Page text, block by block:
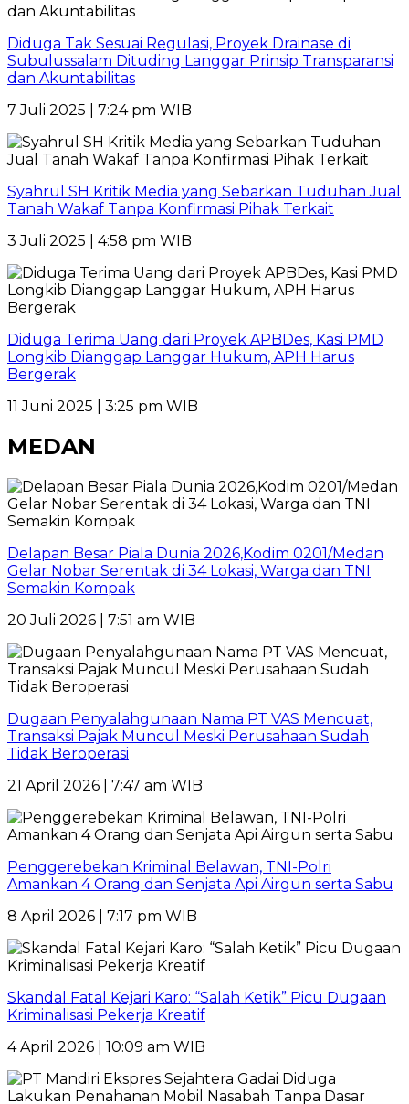
Diduga Tak Sesuai Regulasi, Proyek Drainase di
Subulussalam Dituding Langgar Prinsip Transparansi
dan Akuntabilitas
7 Juli 2025 | 7:24 pm WIB
Syahrul SH Kritik Media yang Sebarkan Tuduhan Jual
Tanah Wakaf Tanpa Konfirmasi Pihak Terkait
3 Juli 2025 | 4:58 pm WIB
Diduga Terima Uang dari Proyek APBDes, Kasi PMD
Longkib Dianggap Langgar Hukum, APH Harus
Bergerak
11 Juni 2025 | 3:25 pm WIB
MEDAN
Delapan Besar Piala Dunia 2026,Kodim 0201/Medan
Gelar Nobar Serentak di 34 Lokasi, Warga dan TNI
Semakin Kompak
20 Juli 2026 | 7:51 am WIB
Dugaan Penyalahgunaan Nama PT VAS Mencuat,
Transaksi Pajak Muncul Meski Perusahaan Sudah
Tidak Beroperasi
21 April 2026 | 7:47 am WIB
Penggerebekan Kriminal Belawan, TNI-Polri
Amankan 4 Orang dan Senjata Api Airgun serta Sabu
8 April 2026 | 7:17 pm WIB
Skandal Fatal Kejari Karo: “Salah Ketik” Picu Dugaan
Kriminalisasi Pekerja Kreatif
4 April 2026 | 10:09 am WIB